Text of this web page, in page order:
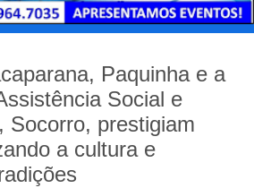
Paquinha e a
Social e
Socorro, prestigiam
a cultura e